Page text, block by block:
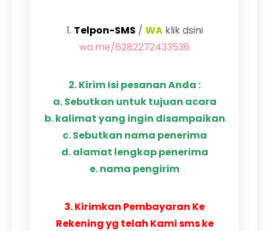
1. Telpon-SMS / WAklik dsini
wa.me/6282272433536
2. Kirim Isi pesanan Anda :
a. Sebutkan untuk tujuan acara
b. kalimat yang ingin disampaikan
c. Sebutkan nama penerima
d. alamat lengkap penerima
e. nama pengirim
3. Kirimkan Pembayaran Ke
Rekening yg telah Kami sms ke